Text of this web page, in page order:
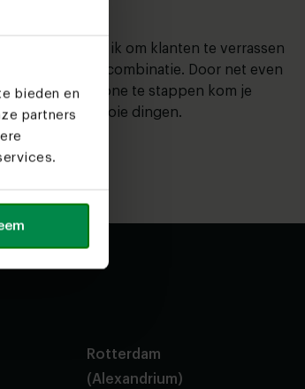
bieden en
partners
Het leukste vind ik om klanten te verrassen
met een kleurencombinatie. Door net even
de comfortzone te stappen kom je
tot hele mooie dingen.
Rotterdam
(Alexandrium)